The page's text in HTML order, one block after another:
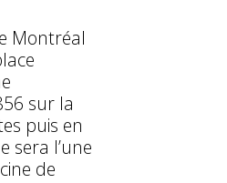
Montréal
sur la
puis en
sera l’une
de